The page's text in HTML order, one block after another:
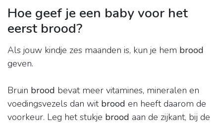
Hoe geef je een baby voor het
eerst brood?
Als jouw kindje zes maanden is, kun je hem brood
geven.
Bruin brood bevat meer vitamines, mineralen en
voedingsvezels dan wit brood en heeft daarom de
voorkeur. Leg het stukje brood aan de zijkant, bij de